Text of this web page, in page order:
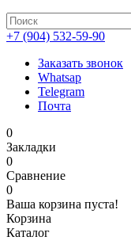
+7 (904) 532-59-90
Заказать звонок
Whatsap
Telegram
Почта
0
Закладки
0
Сравнение
0
Ваша корзина пуста!
Корзина
Каталог